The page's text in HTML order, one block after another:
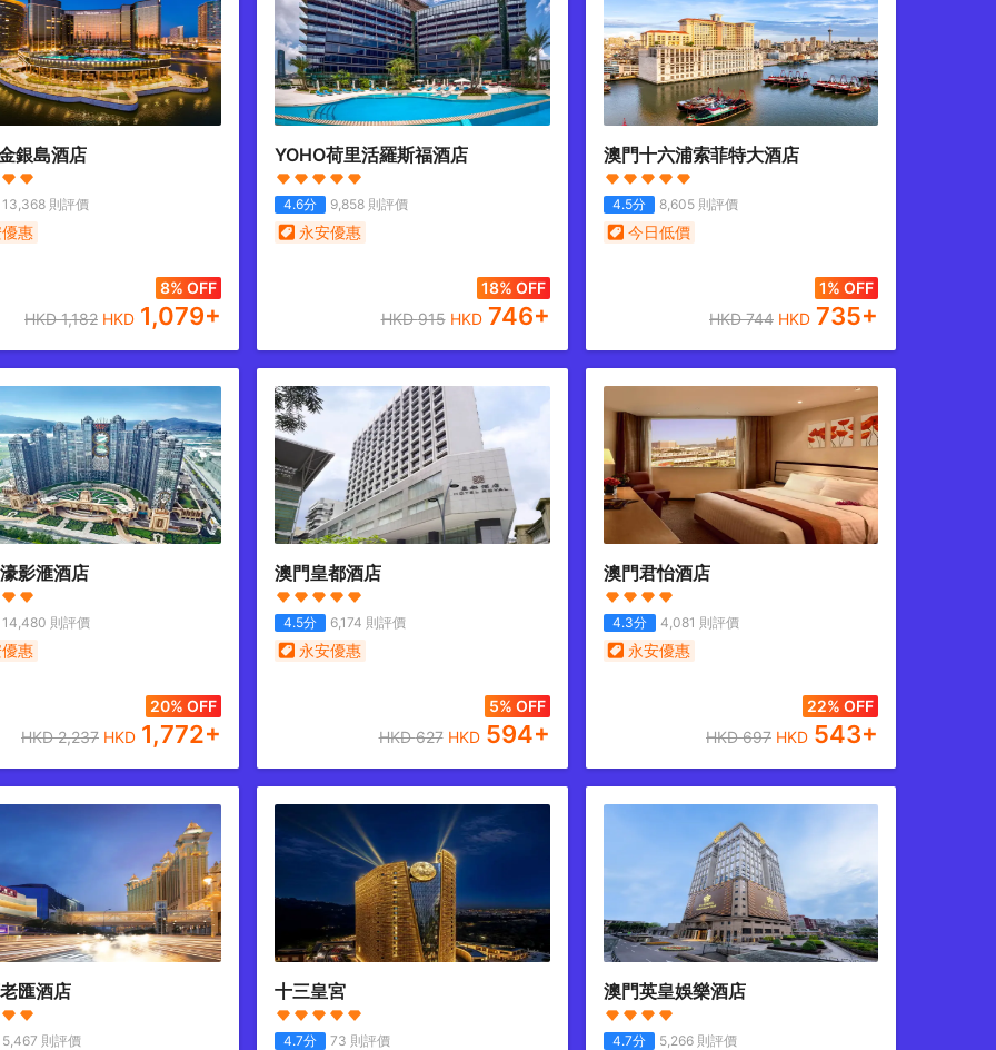
銀島酒店
13,368則評價
惠
8% OFF
HKD1,182 HKD 1,079+
YOHO荷里活羅斯福酒店
4.6分 9,858 則評價
永安優惠
18% OFF
HKD915 HKD 746+
澳門十六浦索菲特大酒店
4.5分 8,605則評價
今日低價
1% OFF
HKD744 HKD 735+
影滙酒店
14,480 則評價
惠
20% OFF
HKD2,237 HKD 1,772+
澳門皇都酒店
4.5分 6,174 則評價
永安優惠
5% OFF
HKD627 HKD 594+
澳門君怡酒店
4.3分 4,081 則評價
永安優惠
22% OFF
HKD697 HKD 543+
匯酒店
5,467 則評價
十三皇宮
4.7分 73 則評價
澳門英皇娛樂酒店
4.7分 5,266則評價